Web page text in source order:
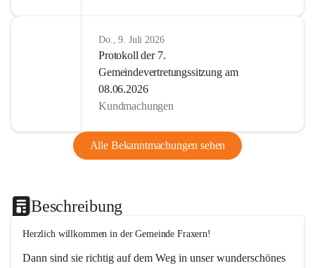
Do., 9. Juli 2026
Protokoll der 7.
Gemeindevertretungssitzung am
08.06.2026
Kundmachungen
Alle Bekanntmachungen sehen
Beschreibung
Herzlich willkommen in der Gemeinde Fraxern!
Dann sind sie richtig auf dem Weg in unser wunderschönes